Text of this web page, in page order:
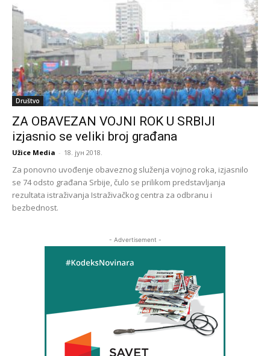
Društvo
ZA OBAVEZAN VOJNI ROK U SRBIJI
izjasnio se veliki broj građana
Užice Media - 18. јун 2018.
Za ponovno uvođenje obaveznog služenja vojnog roka, izjasnilo
se 74 odsto građana Srbije, čulo se prilikom predstavljanja
rezultata istraživanja Istraživačkog centra za odbranu i
bezbednost.
- Advertisement -